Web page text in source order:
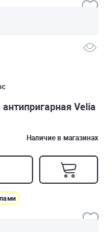
Velia
Наличие в магазинах